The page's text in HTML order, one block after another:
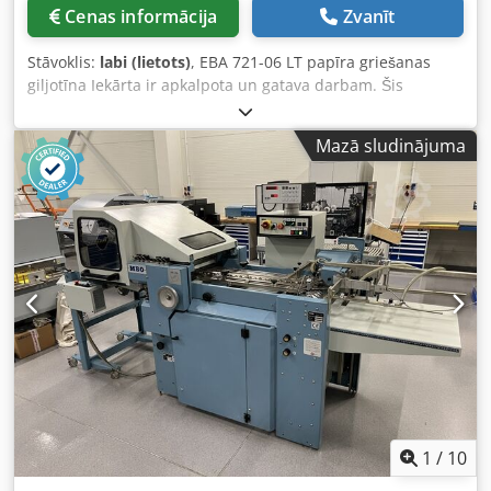
Cenas informācija Zvanīt
Stāvoklis: labi (lietots), EBA 721-06 LT papīra griešanas
giljotīna Iekārta ir apkalpota un gatava darbam. Šis
profesionālais griezējs paredzēts augstas veiktspējas
griešanai. Šis modelis piedāvā lielisku cenas un kvalitātes
attiecību. Giljotīna ar 721 mm asmens garumu ir aprīkota
ar infrasarkano staru drošības barjerām, hidraulisko
spiediena mehānismu un elektromehānisko naža piedziņu.
Standarta aprīkojumā ietilpst arī programmējams taimeris
un elektronisks atbalda pozīcijas displejs ar 0,1 mm
precizitāti. Galvenais darba galds ir izgatavots no
nerūsējošā tērauda un aprīkots ar gaisa pūtēju. Tehniskie
dati: Griešanas garums: 721 mm Ievades augstums: 78–80
mm Ievades dziļums: 720 mm Strāvas padeve: 400 V Svars:
620 kg Galvenās īpašības: - Elektromehānisks naža
piedziņas mehānisms, - Hidrauliskais presētājs, - Pilnībā
regulējams griešanas spēks (250–2000 kg), - Optiskā
griešanas līnijas indikācija, - Gaisa galds (gan priekšā, gan
aizmugurē), - Pedālis griešanas līnijas atzīmēšanai ar
presētāju vai optisko indikatoru, - Izturīgs, regulējams
Mazā sludinājuma
1 / 10